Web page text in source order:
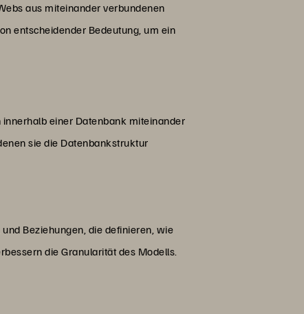
aus miteinander verbundenen
entscheidender Bedeutung, um ein
einer Datenbank miteinander
sie die Datenbankstruktur
Beziehungen, die definieren, wie
die Granularität des Modells.